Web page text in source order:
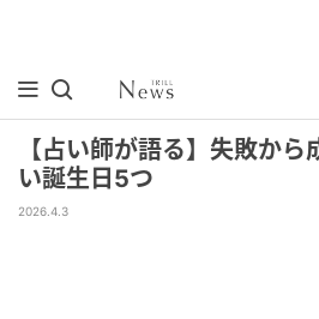
【占い師が語る】失敗か
い誕生日5つ
2026.4.3